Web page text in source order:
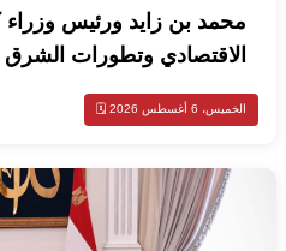
محمد بن زايد ورئيس وزراء
الاقتصادي وتطورات
الخميس، 6 أغسطس 2026 🗓️